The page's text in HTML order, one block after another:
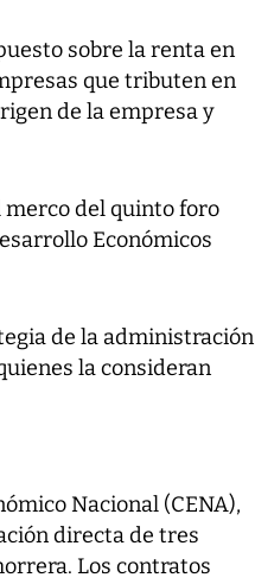
sobre la renta en
que tributen en
de la empresa y
merco del quinto foro
Económicos
de la administración
la consideran
Nacional (CENA),
directa de tres
Los contratos